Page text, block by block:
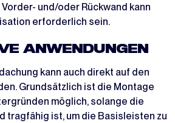
und/oder Rückwand kann
erforderlich sein.
ANWENDUNGEN
kann auch direkt auf den
Grundsätzlich ist die Montage
möglich, solange die
tragfähig ist, um die Basisleisten zu